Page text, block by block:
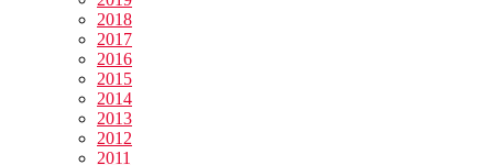
2018
2017
2016
2015
2014
2013
2012
2011